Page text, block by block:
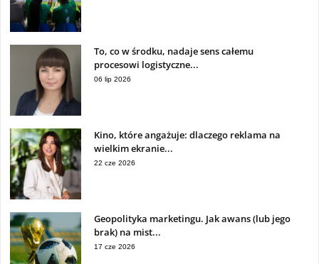
To, co w środku, nadaje sens całemu
procesowi logistyczne...
06 lip 2026
Kino, które angażuje: dlaczego reklama na
wielkim ekranie...
22 cze 2026
Geopolityka marketingu. Jak awans (lub jego
brak) na mist...
17 cze 2026